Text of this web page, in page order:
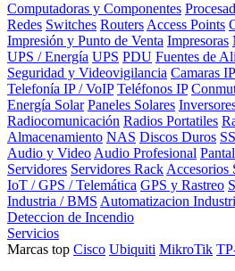
Computadoras y Componentes
Redes Switches Routers Access Points
Impresión y Punto de Venta Impresoras
UPS / Energía UPS PDU Fuentes de
Seguridad y Videovigilancia Camaras IP
Telefonía IP / VoIP Teléfonos IP
Energía Solar Paneles Solares
Radiocomunicación Radios Portatiles
Almacenamiento NAS Discos Duros
Audio y Video Audio Profesional
Servidores Servidores Rack Accesorios
IoT / GPS / Telemática GPS y Rastreo
Industria / BMS Automatizacion
Deteccion de Incendio
Servicios
Marcas top Cisco Ubiquiti MikroTik